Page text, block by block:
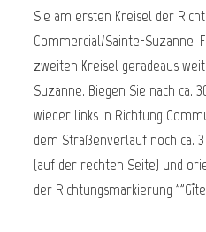
Sie am ersten Kreisel der
Commercial/Sainte-Suzanne.
zweiten Kreisel geradeaus
Suzanne. Biegen Sie nach ca.
wieder links in Richtung
dem Straßenverlauf noch ca.
(auf der rechten Seite) und
der Richtungsmarkierung